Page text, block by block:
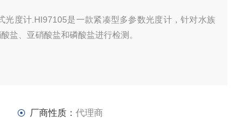
光度计.HI97105是一款紧凑型多参数光度计，针对水族
盐、亚硝酸盐和磷酸盐进行检测。
厂商性质： 代理商